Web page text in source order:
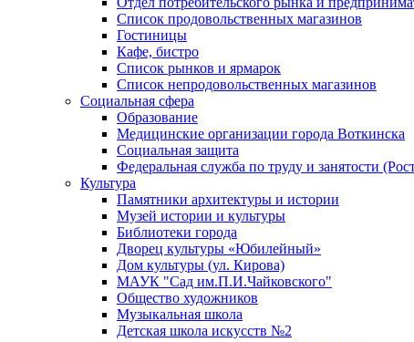
Список продовольственных магазинов
Гостиницы
Кафе, бистро
Cписок рынков и ярмарок
Список непродовольственных магазинов
Социальная сфера
Образование
Медицинские организации города Воткинска
Социальная защита
Федеральная служба по труду и занятости
Культура
Памятники архитектуры и истории
Музей истории и культуры
Библиотеки города
Дворец культуры «Юбилейный»
Дом культуры (ул. Кирова)
МАУК "Сад им.П.И.Чайковского"
Общество художников
Музыкальная школа
Детская школа искусств №2